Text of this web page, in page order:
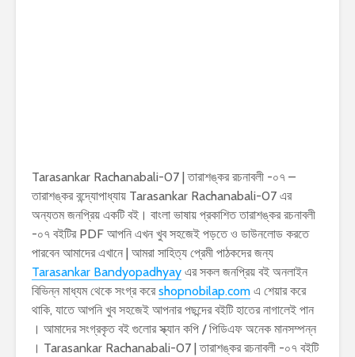
Tarasankar Rachanabali-07 | তারাশঙ্কর রচনাবলী -০৭ –
তারাশঙ্কর বন্দ্যোপাধ্যায় Tarasankar Rachanabali-07 এর
অন্যতম জনপ্রিয় একটি বই। বাংলা ভাষায় প্রকাশিত তারাশঙ্কর রচনাবলী
-০৭ বইটির PDF আপনি এখন খুব সহজেই পড়তে ও ডাউনলোড করতে
পারবেন আমাদের এখানে | আমরা সাহিত্য প্রেমী পাঠকদের জন্য
Tarasankar Bandyopadhyay এর সকল জনপ্রিয় বই অনলাইন
বিভিন্ন মাধ্যম থেকে সংগ্র করেshopnobilap.com এ শেয়ার করে
থাকি, যাতে আপনি খুব সহজেই আপনার পছন্দের বইটি হাতের নাগালেই পান
। আমাদের সংগ্রকৃত বই গুলোর স্ক্যান কপি / পিডিএফ অনেক মানসম্পন্ন
। Tarasankar Rachanabali-07 | তারাশঙ্কর রচনাবলী -০৭ বইটি